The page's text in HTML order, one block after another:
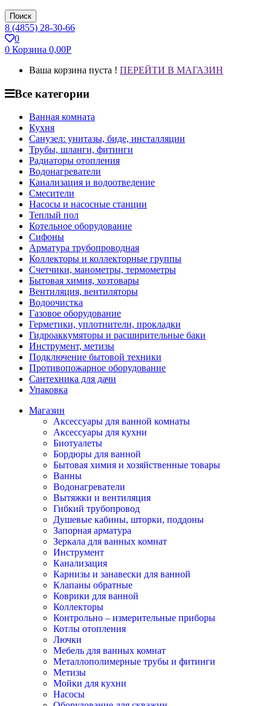
Поиск
8 (4855) 28-30-66
0
0 Корзина 0,00Р
Ваша корзина пуста ! ПЕРЕЙТИ В МАГАЗИН
Все категории
Ванная комната
Кухня
Санузел: унитазы, биде, инсталляции
Трубы, шланги, фитинги
Радиаторы отопления
Водонагреватели
Канализация и водоотведение
Смесители
Насосы и насосные станции
Теплый пол
Котельное оборудование
Сифоны
Арматура трубопроводная
Коллекторы и коллекторные группы
Счетчики, манометры, термометры
Бытовая химия, хозтовары
Вентиляция, вентиляторы
Водоочистка
Газовое оборудование
Герметики, уплотнители, прокладки
Гидроаккумяторы и расширительные баки
Инструмент, метизы
Подключение бытовой техники
Противопожарное оборудование
Сантехника для дачи
Упаковка
Магазин
Аксессуары для ванной комнаты
Аксессуары для кухни
Биотуалеты
Бордюры для ванной
Бытовая химия и хозяйственные товары
Ванны
Водонагреватели
Вытяжки и вентиляция
Гибкий трубопровод
Душевые кабины, шторки, поддоны
Запорная арматура
Зеркала для ванных комнат
Инструмент
Канализация
Карнизы и занавески для ванной
Клапаны обратные
Коврики для ванной
Коллекторы
Контрольно – измерительные приборы
Котлы отопления
Лючки
Мебель для ванных комнат
Металлополимерные трубы и фитинги
Метизы
Мойки для кухни
Насосы